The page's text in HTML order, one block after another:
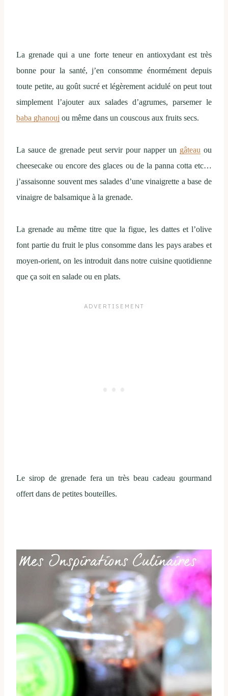
La grenade qui a une forte teneur en antioxydant est très
bonne pour la santé, j’en consomme énormément depuis
toute petite, au goût sucré et légèrement acidulé on peut tout
simplement l’ajouter aux salades d’agrumes, parsemer le
baba ghanouj ou même dans un couscous aux fruits secs.
La sauce de grenade peut servir pour napper un gâteau ou
cheesecake ou encore des glaces ou de la panna cotta etc…
j’assaisonne souvent mes salades d’une vinaigrette a base de
vinaigre de balsamique à la grenade.
La grenade au même titre que la figue, les dattes et l’olive
font partie du fruit le plus consomme dans les pays arabes et
moyen-orient, on les introduit dans notre cuisine quotidienne
que ça soit en salade ou en plats.
Le sirop de grenade fera un très beau cadeau gourmand
offert dans de petites bouteilles.